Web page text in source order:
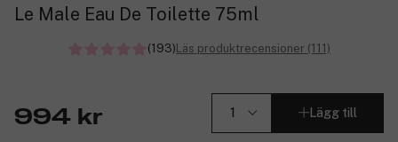
Le Male Eau De Toilette 75ml
(193)Läs produktrecensioner (111)
994 kr Lägg till